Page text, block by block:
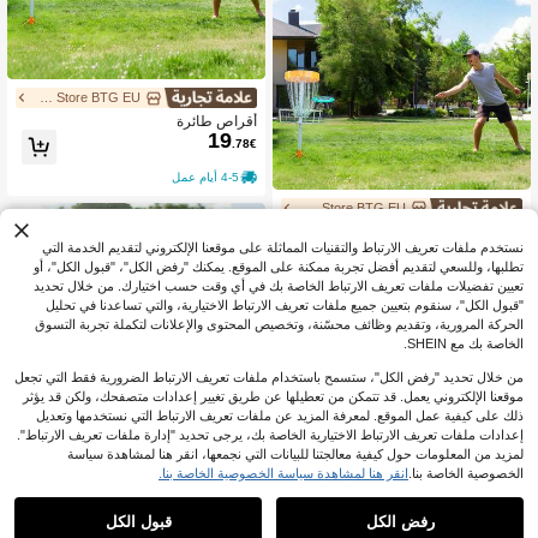
UIMOSO Store BTG EU
35.08€
4-5 أيام عمل
أقراص طائرة
19.78€
4-5 أيام عمل
أقراص طائرة
1
نستخدم ملفات تعريف الارتباط والتقنيات المماثلة على موقعنا الإلكتروني لتقديم الخدمة التي
تطلبها، وللسعي لتقديم أفضل تجربة ممكنة على الموقع. يمكنك "رفض الكل"، "قبول الكل"، أو
تعيين تفضيلات ملفات تعريف الارتباط الخاصة بك في أي وقت حسب اختيارك. من خلال تحديد
"قبول الكل"، سنقوم بتعيين جميع ملفات تعريف الارتباط الاختيارية، والتي تساعدنا في تحليل
الحركة المرورية، وتقديم وظائف محسّنة، وتخصيص المحتوى والإعلانات لتكملة تجربة التسوق
الخاصة بك مع SHEIN.
من خلال تحديد "رفض الكل"، ستسمح باستخدام ملفات تعريف الارتباط الضرورية فقط التي تجعل
موقعنا الإلكتروني يعمل. قد تتمكن من تعطيلها عن طريق تغيير إعدادات متصفحك، ولكن قد يؤثر
ذلك على كيفية عمل الموقع. لمعرفة المزيد عن ملفات تعريف الارتباط التي نستخدمها وتعديل
إعدادات ملفات تعريف الارتباط الاختيارية الخاصة بك، يرجى تحديد "إدارة ملفات تعريف الارتباط".
لمزيد من المعلومات حول كيفية معالجتنا للبيانات التي نجمعها، انقر هنا لمشاهدة سياسة
الخصوصية الخاصة بنا. انقر هنا لمشاهدة سياسة الخصوصية الخاصة بنا.
رفض الكل قبول الكل